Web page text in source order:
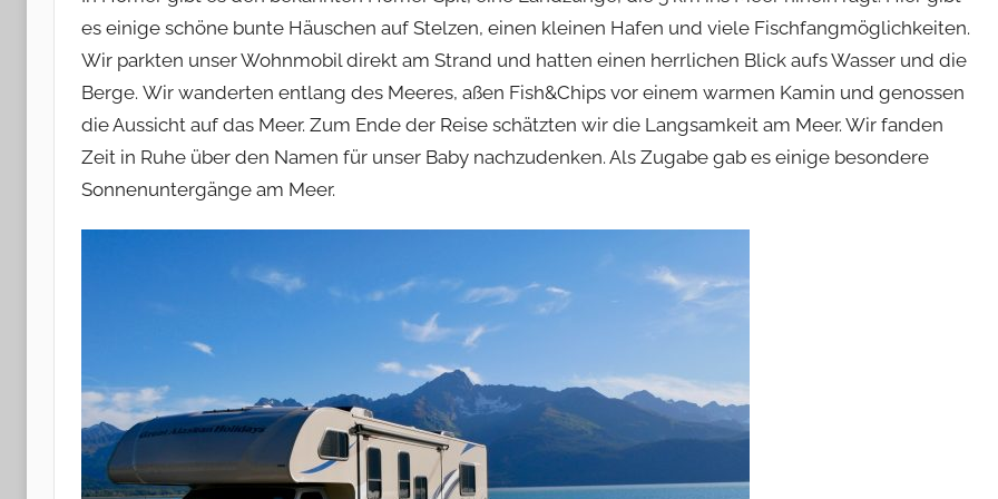
es einige schöne bunte Häuschen auf Stelzen, einen kleinen Hafen und viele Fischfangmöglichkeiten.
Wir parkten unser Wohnmobil direkt am Strand und hatten einen herrlichen Blick aufs Wasser und die
Berge. Wir wanderten entlang des Meeres, aßen Fish&Chips vor einem warmen Kamin und genossen
die Aussicht auf das Meer. Zum Ende der Reise schätzten wir die Langsamkeit am Meer. Wir fanden
Zeit in Ruhe über den Namen für unser Baby nachzudenken. Als Zugabe gab es einige besondere
Sonnenuntergänge am Meer.